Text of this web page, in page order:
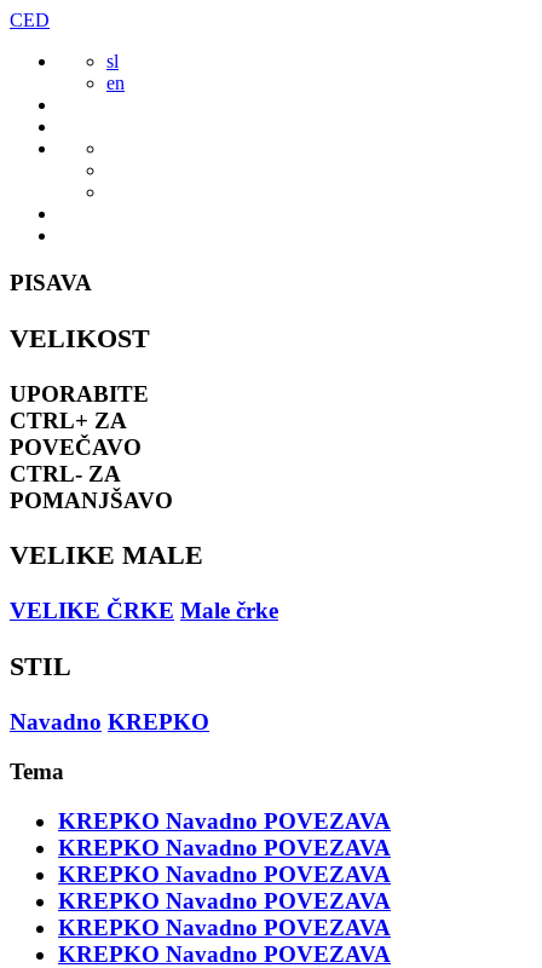
Preskoči
vsebine
CED
sl
en
PISAVA
VELIKOST
UPORABITE
CTRL+ ZA
POVEČAVO
CTRL- ZA
POMANJŠAVO
VELIKE MALE
VELIKE ČRKE Male črke
STIL
Navadno KREPKO
Tema
KREPKO Navadno POVEZAVA
KREPKO Navadno POVEZAVA
KREPKO Navadno POVEZAVA
KREPKO Navadno POVEZAVA
KREPKO Navadno POVEZAVA
KREPKO Navadno POVEZAVA